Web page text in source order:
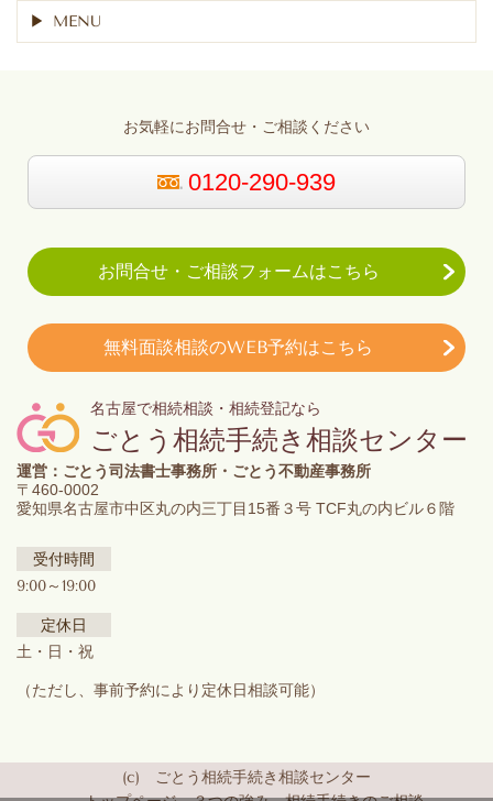
MENU
お気軽にお問合せ・ご相談ください
0120-290-939
お問合せ・ご相談フォームはこちら
無料面談相談のWEB予約はこちら
名古屋で相続相談・相続登記なら
ごとう相続手続き相談センター
運営：ごとう司法書士事務所・ごとう不動産事務所
〒460-0002
愛知県名古屋市中区丸の内三丁目15番３号 TCF丸の内ビル６階
受付時間
9:00～19:00
定休日
土・日・祝
（ただし、事前予約により定休日相談可能）
(c) ごとう相続手続き相談センター